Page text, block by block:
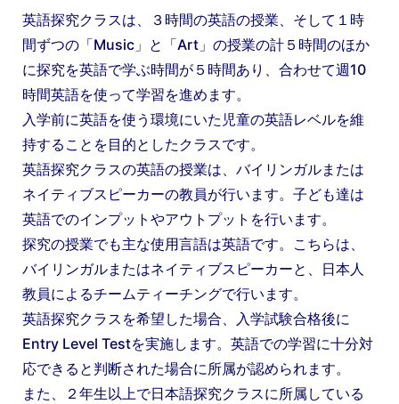
英語探究クラスは、３時間の英語の授業、そして１時
間ずつの「Music」と「Art」の授業の計５時間のほか
に探究を英語で学ぶ時間が５時間あり、合わせて週10
時間英語を使って学習を進めます。
入学前に英語を使う環境にいた児童の英語レベルを維
持することを目的としたクラスです。
英語探究クラスの英語の授業は、バイリンガルまたは
ネイティブスピーカーの教員が行います。子ども達は
英語でのインプットやアウトプットを行います。
探究の授業でも主な使用言語は英語です。こちらは、
バイリンガルまたはネイティブスピーカーと、日本人
教員によるチームティーチングで行います。
英語探究クラスを希望した場合、入学試験合格後に
Entry Level Testを実施します。英語での学習に十分対
応できると判断された場合に所属が認められます。
また、２年生以上で日本語探究クラスに所属している